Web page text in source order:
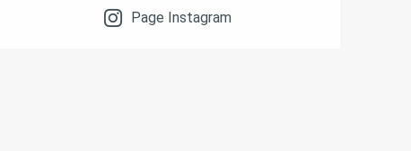
Page Instagram